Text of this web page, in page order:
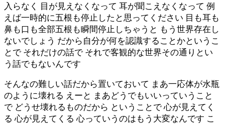
入らなく 目が見えなくなって 耳が聞こえなくなって 例
えば一時的に五根も停止したと思ってください 目も耳も
鼻も口も全部五根も瞬間停止しちゃうと もう世界存在し
ないでしょう だから自分が何を認識することかというこ
とで それだけの話で それで客観的な世界その通りとい
う話でもないんです
そんなの難しい話だから置いておいて まあ一応体が水瓶
のように壊れる えーと まあどうでもいいっていうこと
で どうせ壊れるものだから ということで 心が見えてく
る 心が見えてくる 心っていうのはもう大変なんです こ